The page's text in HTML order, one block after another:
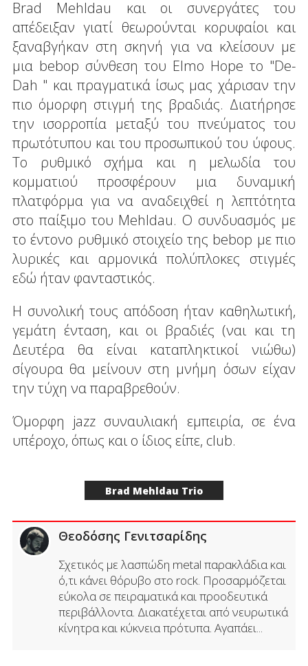
Brad Mehldau και οι συνεργάτες του
απέδειξαν γιατί θεωρούνται κορυφαίοι και
ξαναβγήκαν στη σκηνή για να κλείσουν με
μια bebop σύνθεση του Elmo Hope το "De-
Dah " και πραγματικά ίσως μας χάρισαν την
πιο όμορφη στιγμή της βραδιάς. Διατήρησε
την ισορροπία μεταξύ του πνεύματος του
πρωτότυπου και του προσωπικού του ύφους.
Το ρυθμικό σχήμα και η μελωδία του
κομματιού προσφέρουν μια δυναμική
πλατφόρμα για να αναδειχθεί η λεπτότητα
στο παίξιμο του Mehldau. Ο συνδυασμός με
το έντονο ρυθμικό στοιχείο της bebop με πιο
λυρικές και αρμονικά πολύπλοκες στιγμές
εδώ ήταν φανταστικός.
Η συνολική τους απόδοση ήταν καθηλωτική,
γεμάτη ένταση, και οι βραδιές (ναι και τη
Δευτέρα θα είναι καταπληκτικοί νιώθω)
σίγουρα θα μείνουν στη μνήμη όσων είχαν
την τύχη να παραβρεθούν.
Όμορφη jazz συναυλιακή εμπειρία, σε ένα
υπέροχο, όπως και ο ίδιος είπε, club.
Brad Mehldau Trio
Θεοδόσης Γενιτσαρίδης
Σχετικός με λασπώδη metal παρακλάδια και
ό,τι κάνει θόρυβο στο rock. Προσαρμόζεται
εύκολα σε πειραματικά και προοδευτικά
περιβάλλοντα. Διακατέχεται από νευρωτικά
κίνητρα και κύκνεια πρότυπα. Αγαπάει...